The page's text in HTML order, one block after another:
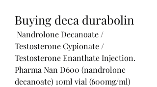
Buying deca durabolin
Testosterone Cypionate /
Testosterone Enanthate Injection.
Pharma Nan D600 (nandrolone
decanoate) 10ml vial (600mg/ml)